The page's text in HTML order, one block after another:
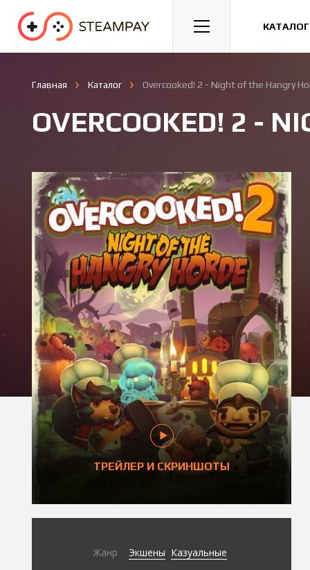
Спорт Гонки Казуальные
Главная Каталог Overcooked! 2 - Night of the Hangry
OVERCOOKED! 2 -
ТРЕЙЛЕР И СКРИНШОТЫ
Жанр Экшены Казуальные